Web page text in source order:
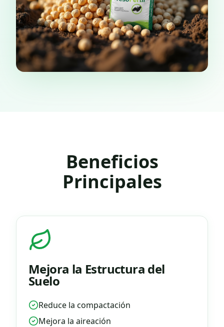
Beneficios
Principales
Mejora la Estructura del
Suelo
Reduce la compactación
Mejora la aireación